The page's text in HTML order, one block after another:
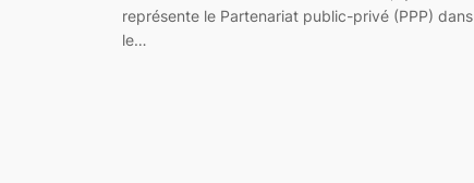
représente le Partenariat public-privé (PPP) dans
le…